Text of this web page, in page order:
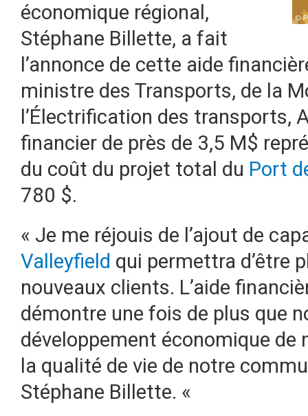
économique régional,
Stéphane Billette, a fait
l’annonce de cette aide
ministre des Transports, de la
l’Électrification des transports,
financier de près de 3,5 M$
du coût du projet total du Port
780 $.
« Je me réjouis de l’ajout de
Valleyfield qui permettra d’être
nouveaux clients. L’aide
démontre une fois de plus que
développement économique
la qualité de vie de notre
Stéphane Billette. «